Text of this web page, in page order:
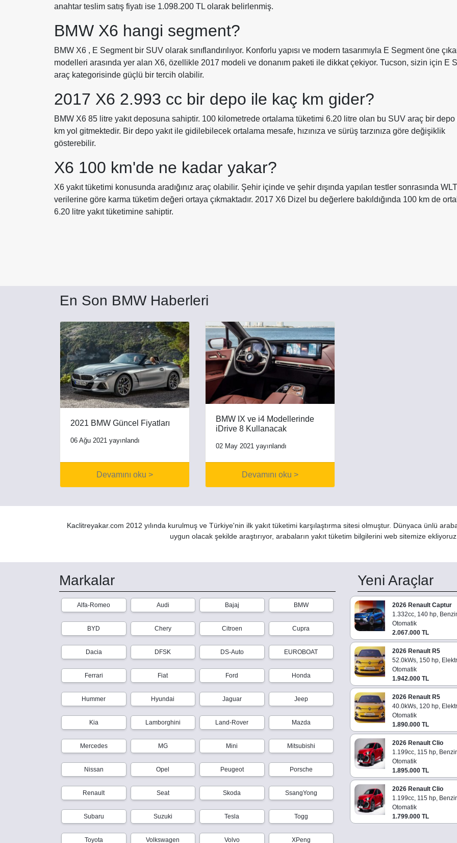
anahtar teslim satış fiyatı ise 1.098.200 TL olarak belirlenmiş.
BMW X6 hangi segment?
BMW X6 , E Segment bir SUV olarak sınıflandırılıyor. Konforlu yapısı ve modern tasarımıyla E Segment öne
modelleri arasında yer alan X6, özellikle 2017 modeli ve donanım paketi ile dikkat çekiyor. Tucson, sizin için E
araç kategorisinde güçlü bir tercih olabilir.
2017 X6 2.993 cc bir depo ile kaç km gider?
BMW X6 85 litre yakıt deposuna sahiptir. 100 kilometrede ortalama tüketimi 6.20 litre olan bu SUV araç bir
km yol gitmektedir. Bir depo yakıt ile gidilebilecek ortalama mesafe, hızınıza ve sürüş tarzınıza göre değişiklik
gösterebilir.
X6 100 km'de ne kadar yakar?
X6 yakıt tüketimi konusunda aradığınız araç olabilir. Şehir içinde ve şehir dışında yapılan testler sonrasında
verilerine göre karma tüketim değeri ortaya çıkmaktadır. 2017 X6 Dizel bu değerlere bakıldığında 100 km de
6.20 litre yakıt tüketimine sahiptir.
En Son BMW Haberleri
2021 BMW Güncel Fiyatları
06 Ağu 2021 yayınlandı
Devamını oku >
BMW IX ve i4 Modellerinde
iDrive 8 Kullanacak
02 May 2021 yayınlandı
Devamını oku >
Kaclitreyakar.com 2012 yılında kurulmuş ve Türkiye'nin ilk yakıt tüketimi karşılaştırma sitesi olmuştur. Dünyaca ünlü
uygun olacak şekilde araştırıyor, arabaların yakıt tüketim bilgilerini web sitemize ekliyoruz.
Markalar
Alfa-Romeo Audi Bajaj BMW
BYD Chery Citroen Cupra
Dacia DFSK DS-Auto EUROBOAT
Ferrari Fiat Ford Honda
Hummer Hyundai Jaguar Jeep
Kia Lamborghini Land-Rover Mazda
Mercedes MG Mini Mitsubishi
Nissan Opel Peugeot Porsche
Renault Seat Skoda SsangYong
Subaru Suzuki Tesla Togg
Toyota Volkswagen Volvo XPeng
Yeni Araçlar
2026 Renault Captur
1.332cc, 140 hp,
Otomatik
2.067.000 TL
2026 Renault R5
52.0kWs, 150 hp,
Otomatik
1.942.000 TL
2026 Renault R5
40.0kWs, 120 hp,
Otomatik
1.890.000 TL
2026 Renault Clio
1.199cc, 115 hp,
Otomatik
1.895.000 TL
2026 Renault Clio
1.199cc, 115 hp,
Otomatik
1.799.000 TL